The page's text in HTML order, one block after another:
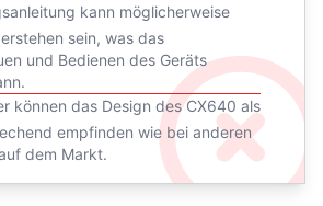
kann möglicherweise
sein, was das
und Bedienen des Geräts
können das Design des CX640 als
empfinden wie bei anderen
dem Markt.